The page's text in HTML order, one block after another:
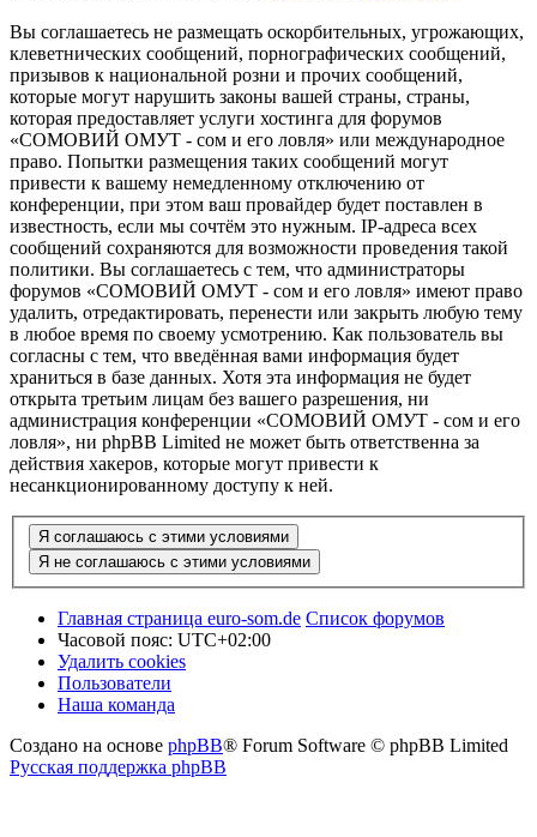
Вы соглашаетесь не размещать оскорбительных, угрожающих,
клеветнических сообщений, порнографических сообщений,
призывов к национальной розни и прочих сообщений,
которые могут нарушить законы вашей страны, страны,
которая предоставляет услуги хостинга для форумов
«СОМОВИЙ ОМУТ - сом и его ловля» или международное
право. Попытки размещения таких сообщений могут
привести к вашему немедленному отключению от
конференции, при этом ваш провайдер будет поставлен в
известность, если мы сочтём это нужным. IP-адреса всех
сообщений сохраняются для возможности проведения такой
политики. Вы соглашаетесь с тем, что администраторы
форумов «СОМОВИЙ ОМУТ - сом и его ловля» имеют право
удалить, отредактировать, перенести или закрыть любую тему
в любое время по своему усмотрению. Как пользователь вы
согласны с тем, что введённая вами информация будет
храниться в базе данных. Хотя эта информация не будет
открыта третьим лицам без вашего разрешения, ни
администрация конференции «СОМОВИЙ ОМУТ - сом и его
ловля», ни phpBB Limited не может быть ответственна за
действия хакеров, которые могут привести к
несанкционированному доступу к ней.
Главная страница euro-som.de Список форумов
Часовой пояс: UTC+02:00
Удалить cookies
Пользователи
Наша команда
Создано на основе phpBB® Forum Software © phpBB Limited
Русская поддержка phpBB